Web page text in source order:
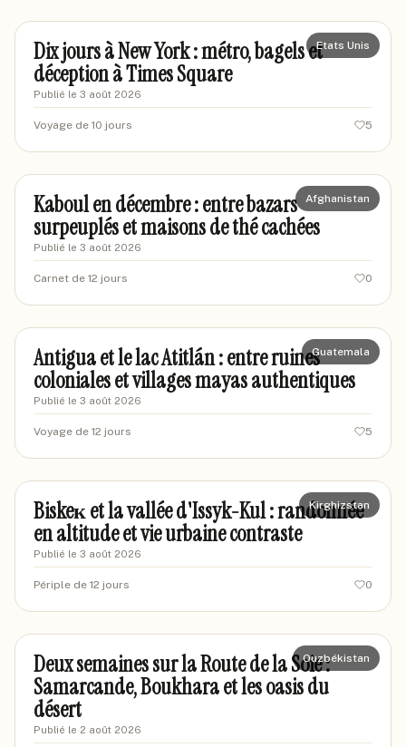
Etats Unis
Dix jours à New York : métro, bagels et
déception à Times Square
Publié le 3 août 2026
Voyage de 10 jours 5
thomask-voyages
Afghanistan
Kaboul en décembre : entre bazars
surpeuplés et maisons de thé cachées
Publié le 3 août 2026
Carnet de 12 jours 0
marcusv-voyageur
Guatemala
Antigua et le lac Atitlán : entre ruines
coloniales et villages mayas authentiques
Publié le 3 août 2026
Voyage de 12 jours 5
marionvoyage42
Kirghizstan
Biskeк et la vallée d'Issyk-Kul : randonnée
en altitude et vie urbaine contraste
Publié le 3 août 2026
Périple de 12 jours 0
sophievoyages
Ouzbékistan
Deux semaines sur la Route de la Soie :
Samarcande, Boukhara et les oasis du
désert
Publié le 2 août 2026